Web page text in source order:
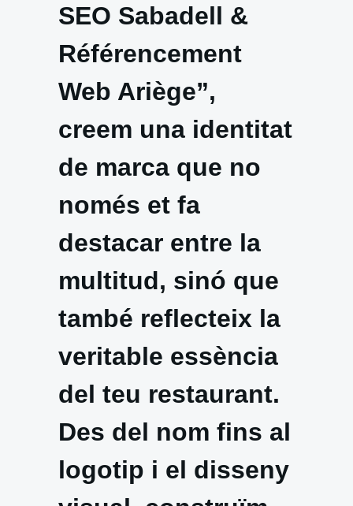
SEO Sabadell &
Référencement
Web Ariège”,
creem una identitat
de marca que no
només et fa
destacar entre la
multitud, sinó que
també reflecteix la
veritable essència
del teu restaurant.
Des del nom fins al
logotip i el disseny